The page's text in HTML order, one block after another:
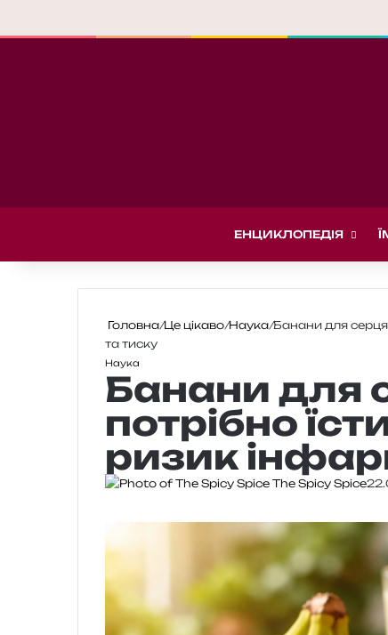
ЕНЦИКЛОПЕДІЯ
Головна/Це цікаво/Наука/Банани для
та тиску
Наука
Банани для
потрібно
ризик
The Spicy Spice